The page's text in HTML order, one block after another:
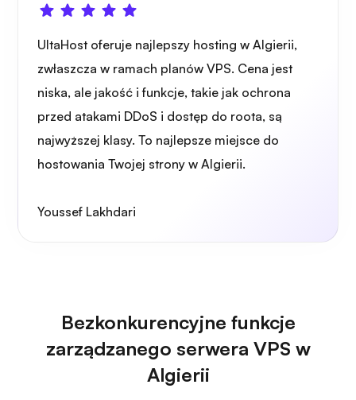
UltaHost oferuje najlepszy hosting w Algierii,
zwłaszcza w ramach planów VPS. Cena jest
niska, ale jakość i funkcje, takie jak ochrona
przed atakami DDoS i dostęp do roota, są
najwyższej klasy. To najlepsze miejsce do
hostowania Twojej strony w Algierii.
Youssef Lakhdari
Bezkonkurencyjne funkcje
zarządzanego serwera VPS w
Algierii